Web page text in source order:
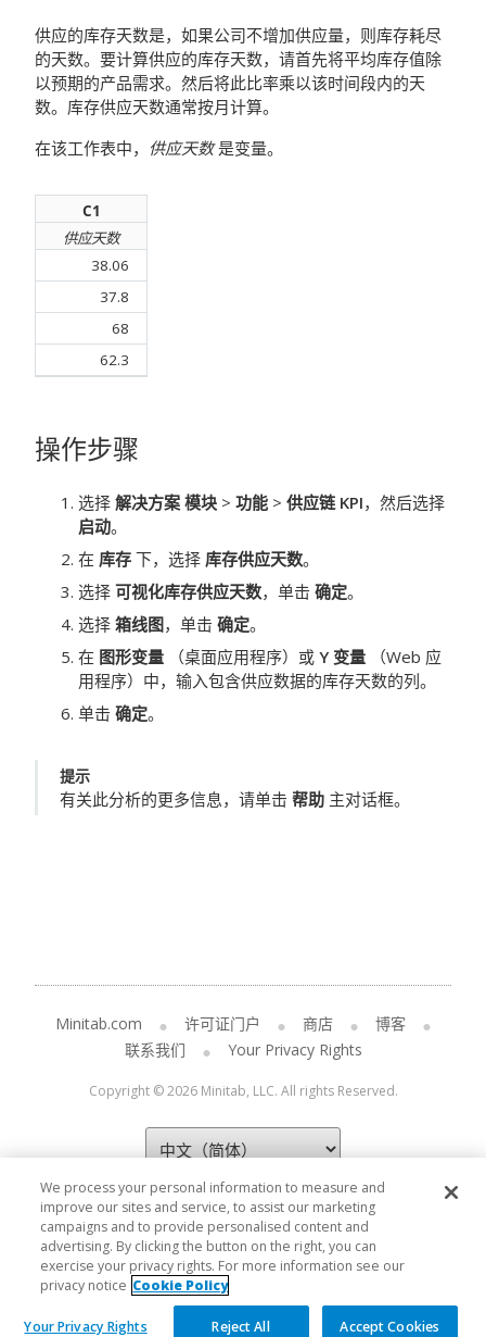
供应的库存天数是，如果公司不增加供应量，则库存耗尽
的天数。要计算供应的库存天数，请首先将平均库存值除
以预期的产品需求。然后将此比率乘以该时间段内的天
数。库存供应天数通常按月计算。
在该工作表中， 供应天数是变量。
C1
供应天数
38.06
37.8
68
62.3
操作步骤
选择 解决方案 模块 > 功能 > 供应链 KPI，然后选择
启动。
在 库存 下，选择 库存供应天数。
选择 可视化库存供应天数，单击 确定。
选择 箱线图，单击 确定。
在 图形变量 （桌面应用程序）或 Y 变量 （Web 应
用程序）中，输入包含供应数据的库存天数的列。
单击 确定。
提示
有关此分析的更多信息，请单击 帮助 主对话框。
Minitab.com 许可证门户 商店
博客
联系我们
Your Privacy Rights
Copyright © 2026 Minitab, LLC. All rights Reserved.
We process your personal information to measure and
improve our sites and service, to assist our marketing
campaigns and to provide personalised content and
advertising. By clicking the button on the right, you can
exercise your privacy rights. For more information see our
privacy notice Cookie Policy
Your Privacy Rights Reject All Accept Cookies